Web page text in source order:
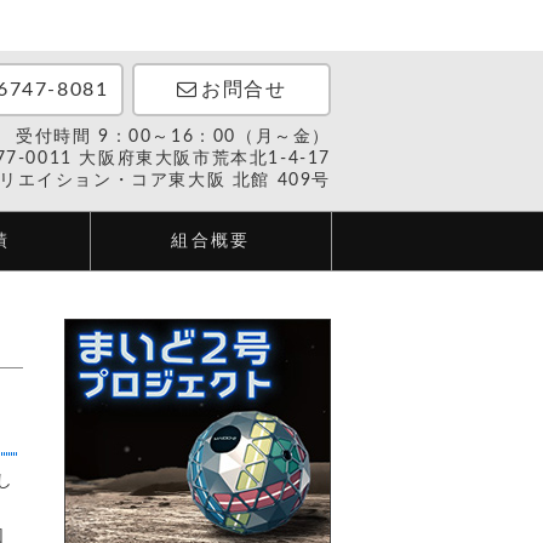
8081 お問合せ
受付時間 9：00～16：00（月～金）
0011 大阪府東大阪市荒本北1-4-17
エイション・コア東大阪 北館 409号
組合概要